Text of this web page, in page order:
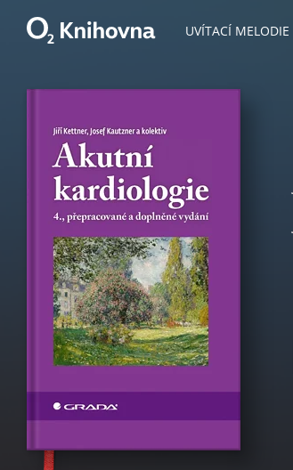
UVÍTACÍ MELODIE